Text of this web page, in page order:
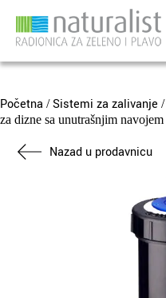
Početna /Sistemi za zalivanje /
za dizne sa unutrašnjim navojem
Nazad u prodavnicu